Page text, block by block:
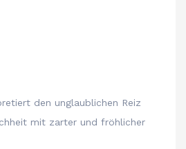
den unglaublichen Reiz
mit zarter und fröhlicher